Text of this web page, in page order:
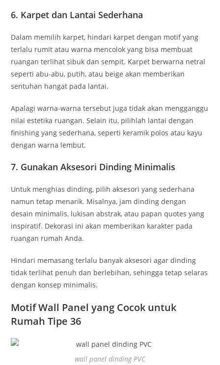
6. Karpet dan Lantai Sederhana
Dalam memilih karpet, hindari karpet dengan motif yang
terlalu rumit atau warna mencolok yang bisa membuat
ruangan terlihat sibuk dan sempit. Karpet berwarna netral
seperti abu-abu, putih, atau beige akan memberikan
sentuhan hangat pada lantai.
Apalagi warna-warna tersebut juga tidak akan mengganggu
nilai estetika ruangan. Selain itu, pilihlah lantai dengan
finishing yang sederhana, seperti keramik polos atau kayu
dengan warna lembut.
7. Gunakan Aksesori Dinding Minimalis
Untuk menghias dinding, pilih aksesori yang sederhana
namun tetap menarik. Misalnya, jam dinding dengan
desain minimalis, lukisan abstrak, atau papan quotes yang
inspiratif. Dekorasi ini akan memberikan karakter pada
ruangan rumah Anda.
Hindari memasang terlalu banyak aksesori agar dinding
tidak terlihat penuh dan berlebihan, sehingga tetap selaras
dengan konsep minimalis.
Motif Wall Panel yang Cocok untuk
Rumah Tipe 36
wall panel dinding PVC